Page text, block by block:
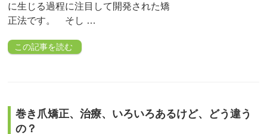
に生じる過程に注目して開発された矯
正法です。 そし …
この記事を読む
巻き爪矯正、治療、いろいろあるけど、どう違う
の？